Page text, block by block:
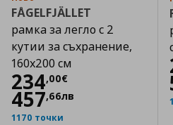
FÅGELFJÄLLET
рамка за легло с 2
кутии за съхранение,
160x200 см
234,00€
Цена
457,66лв
1170 точки